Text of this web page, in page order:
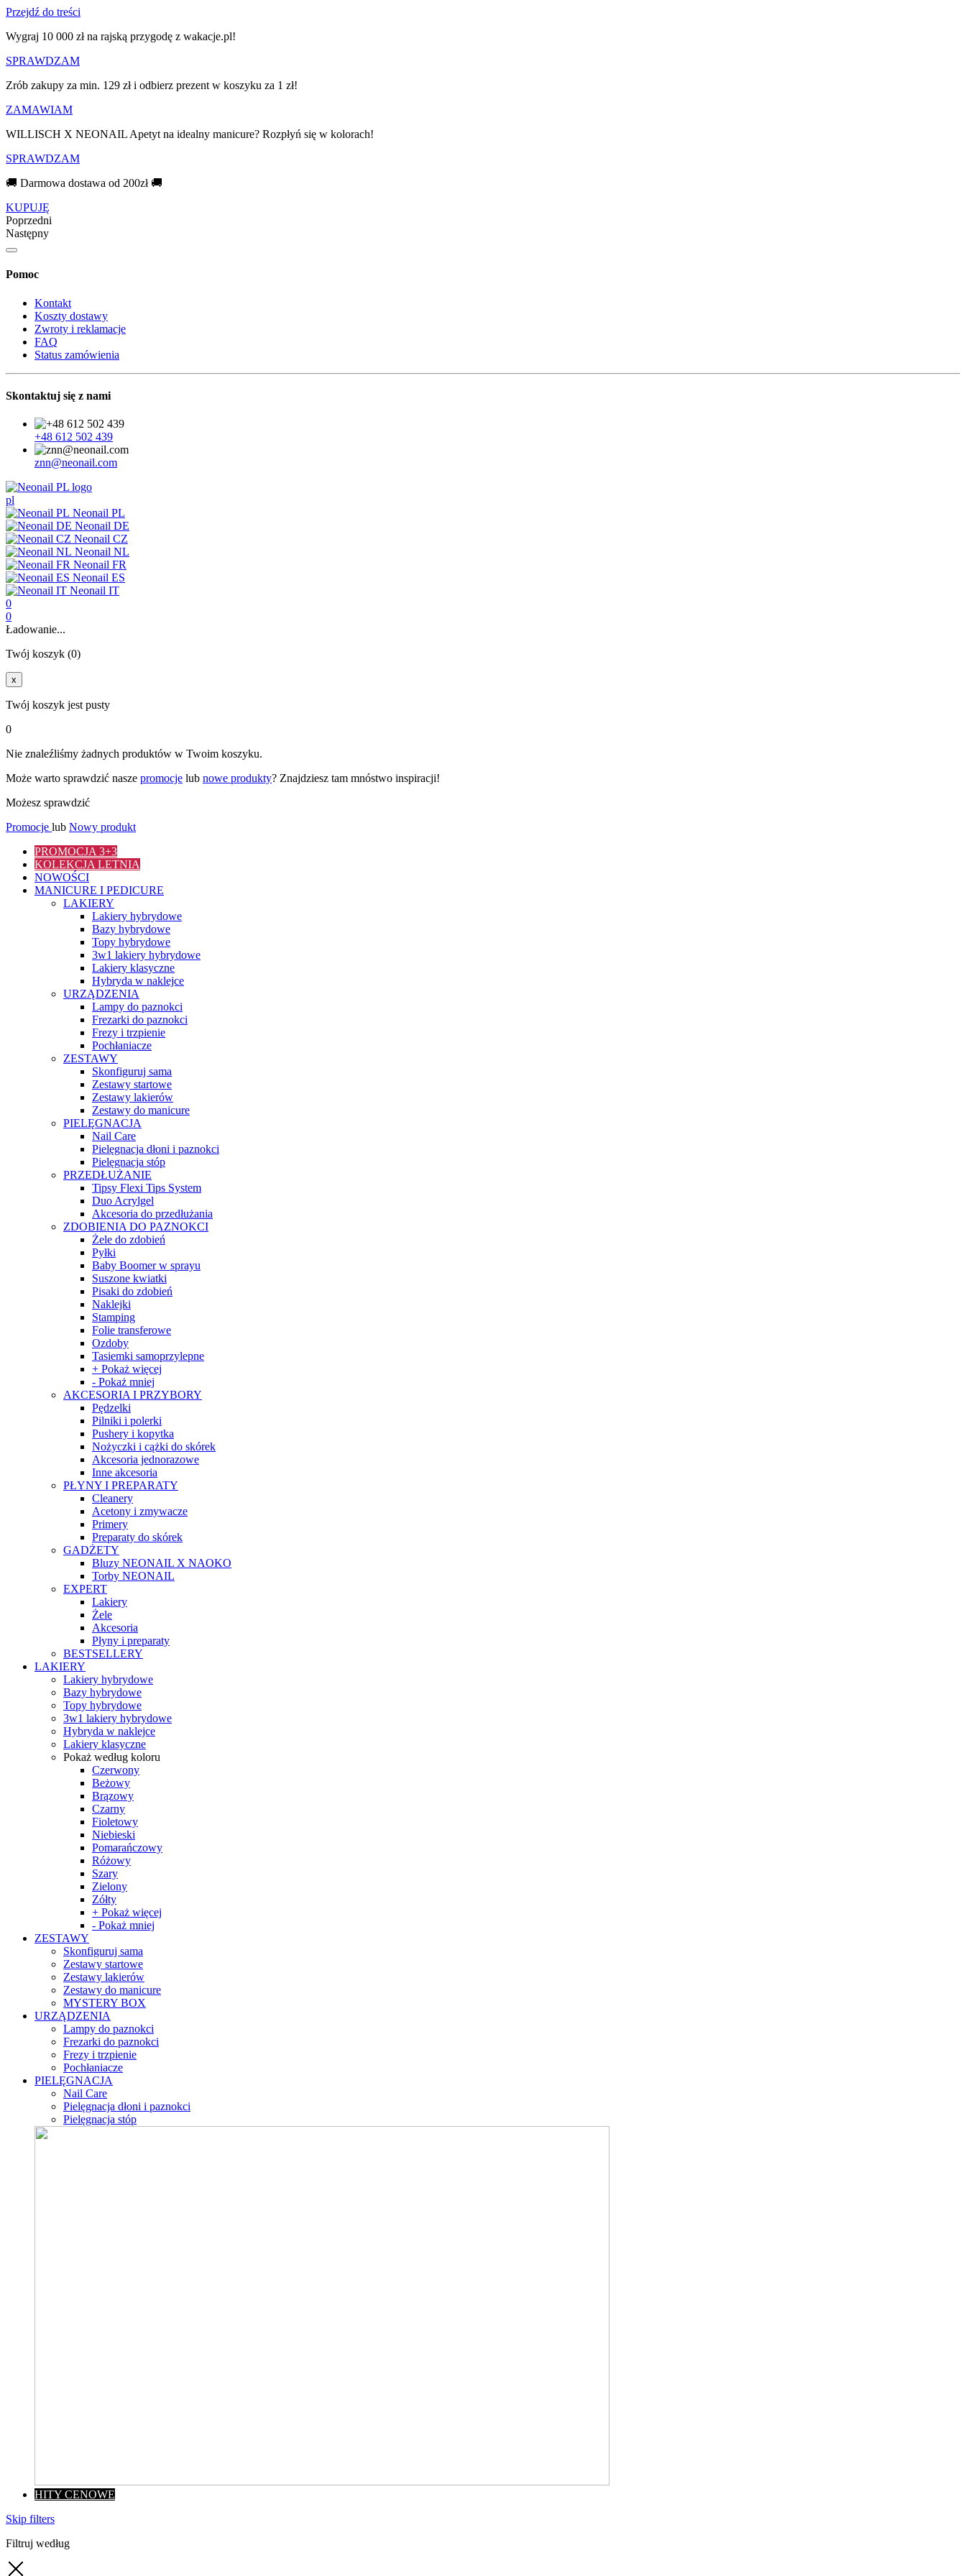
Przejdź do treści
Wygraj 10 000 zł na rajską przygodę z wakacje.pl!​
SPRAWDZAM
Zrób zakupy za min. 129 zł i odbierz prezent w koszyku za 1 zł!
ZAMAWIAM
WILLISCH X NEONAIL Apetyt na idealny manicure? Rozpłyń się w kolorach!
SPRAWDZAM
🚚 Darmowa dostawa od 200zł 🚚
KUPUJĘ
Poprzedni
Następny
Pomoc
Kontakt
Koszty dostawy
Zwroty i reklamacje
FAQ
Status zamówienia
Skontaktuj się z nami
+48 612 502 439
znn@neonail.com
pl
Neonail PL
Neonail DE
Neonail CZ
Neonail NL
Neonail FR
Neonail ES
Neonail IT
0
0
Ładowanie...
Twój koszyk (0)
x
Twój koszyk jest pusty
0
Nie znaleźliśmy żadnych produktów w Twoim koszyku.
Może warto sprawdzić nasze promocje lub nowe produkty? Znajdziesz tam mnóstwo inspiracji!
Możesz sprawdzić
Promocje lub Nowy produkt
PROMOCJA 3+3
KOLEKCJA LETNIA
NOWOŚCI
MANICURE I PEDICURE
LAKIERY
Lakiery hybrydowe
Bazy hybrydowe
Topy hybrydowe
3w1 lakiery hybrydowe
Lakiery klasyczne
Hybryda w naklejce
URZĄDZENIA
Lampy do paznokci
Frezarki do paznokci
Frezy i trzpienie
Pochłaniacze
ZESTAWY
Skonfiguruj sama
Zestawy startowe
Zestawy lakierów
Zestawy do manicure
PIELĘGNACJA
Nail Care
Pielęgnacja dłoni i paznokci
Pielęgnacja stóp
PRZEDŁUŻANIE
Tipsy Flexi Tips System
Duo Acrylgel
Akcesoria do przedłużania
ZDOBIENIA DO PAZNOKCI
Żele do zdobień
Pyłki
Baby Boomer w sprayu
Suszone kwiatki
Pisaki do zdobień
Naklejki
Stamping
Folie transferowe
Ozdoby
Tasiemki samoprzylepne
+ Pokaż więcej
- Pokaż mniej
AKCESORIA I PRZYBORY
Pędzelki
Pilniki i polerki
Pushery i kopytka
Nożyczki i cążki do skórek
Akcesoria jednorazowe
Inne akcesoria
PŁYNY I PREPARATY
Cleanery
Acetony i zmywacze
Primery
Preparaty do skórek
GADŻETY
Bluzy NEONAIL X NAOKO
Torby NEONAIL
EXPERT
Lakiery
Żele
Akcesoria
Płyny i preparaty
BESTSELLERY
LAKIERY
Lakiery hybrydowe
Bazy hybrydowe
Topy hybrydowe
3w1 lakiery hybrydowe
Hybryda w naklejce
Lakiery klasyczne
Pokaż według koloru
Czerwony
Beżowy
Brązowy
Czarny
Fioletowy
Niebieski
Pomarańczowy
Różowy
Szary
Zielony
Zółty
+ Pokaż więcej
- Pokaż mniej
ZESTAWY
Skonfiguruj sama
Zestawy startowe
Zestawy lakierów
Zestawy do manicure
MYSTERY BOX
URZĄDZENIA
Lampy do paznokci
Frezarki do paznokci
Frezy i trzpienie
Pochłaniacze
PIELĘGNACJA
Nail Care
Pielęgnacja dłoni i paznokci
Pielęgnacja stóp
HITY CENOWE
Skip filters
Filtruj według